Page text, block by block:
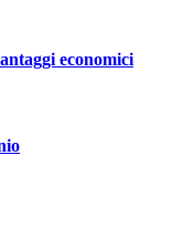
economici